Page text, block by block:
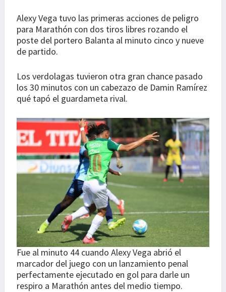
Alexy Vega tuvo las primeras acciones de peligro
para Marathón con dos tiros libres rozando el
poste del portero Balanta al minuto cinco y nueve
de partido.
Los verdolagas tuvieron otra gran chance pasado
los 30 minutos con un cabezazo de Damin Ramírez
qué tapó el guardameta rival.
Fue al minuto 44 cuando Alexy Vega abrió el
marcador del juego con un lanzamiento penal
perfectamente ejecutado en gol para darle un
respiro a Marathón antes del medio tiempo.